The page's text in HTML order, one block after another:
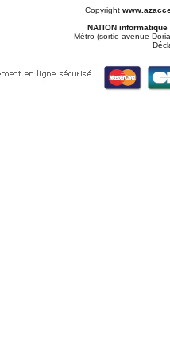
Copyright
NATION informatique
Métro (sortie avenue